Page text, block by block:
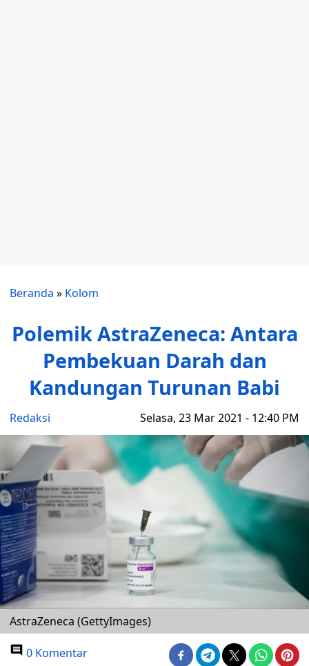
Beranda » Kolom
Polemik AstraZeneca: Antara
Pembekuan Darah dan
Kandungan Turunan Babi
Redaksi Selasa, 23 Mar 2021 - 12:40 PM
AstraZeneca (GettyImages)
0 Komentar